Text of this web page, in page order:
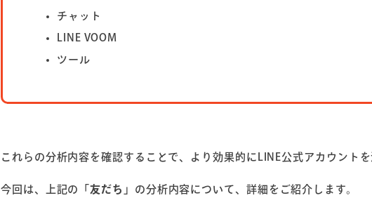
チャット
LINE VOOM
ツール
これらの分析内容を確認することで、より効果的にLINE公式アカウントを
今回は、上記の 「友だち」 の分析内容について、詳細をご紹介します。